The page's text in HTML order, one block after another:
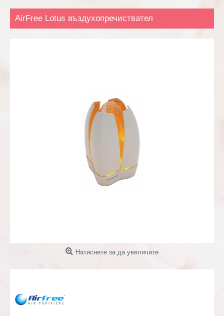
AirFree Lotus въздухопречиствател
Натиснете за да увеличите